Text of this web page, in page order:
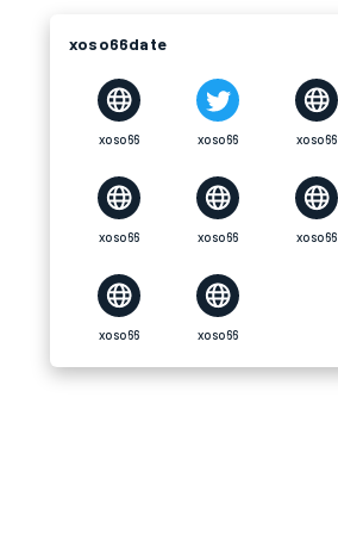
xoso66date
xoso66 xoso66 xoso66
xoso66 xoso66 xoso66
xoso66 xoso66